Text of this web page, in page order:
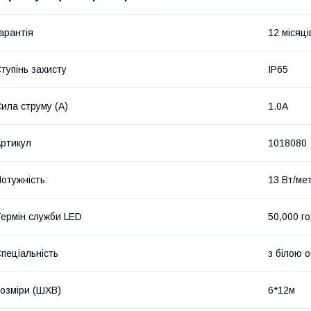
12
захисту IP65
струму (А) 1.0А
1018080
13 Вт/
служби LED 50,000
з білою
(ШХВ) 6*12м